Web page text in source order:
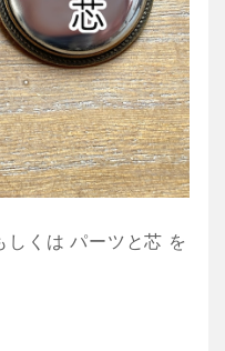
しくは パーツと芯 を